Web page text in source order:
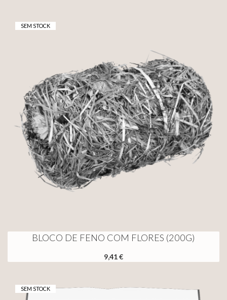
SEM STOCK
BLOCO DE FENO COM FLORES (200G)
9,41 €
SEM STOCK